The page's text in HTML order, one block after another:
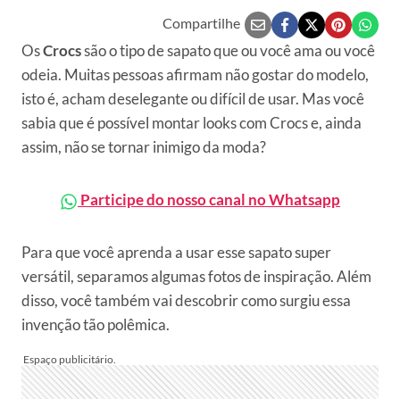
Compartilhe
OsCrocssão o tipo de sapato que ou você ama ou você
odeia. Muitas pessoas afirmam não gostar do modelo,
isto é, acham deselegante ou difícil de usar. Mas você
sabia que é possível montar looks com Crocs e, ainda
assim, não se tornar inimigo da moda?
Participe do nosso canal no Whatsapp
Para que você aprenda a usar esse sapato super
versátil, separamos algumas fotos de inspiração. Além
disso, você também vai descobrir como surgiu essa
invenção tão polêmica.